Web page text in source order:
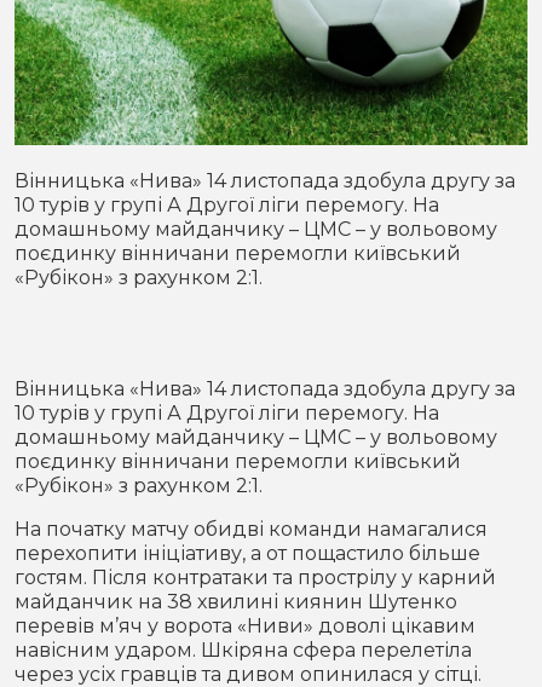
Кримінал
Здоров'я
Приватна думка
В кулуарах
Місто
Життя
Конфлікти
Партнери
Спорт
Футбол
Контакти
Підписатись на нас у Telegram
Вінницька «Нива» 14 листопада здобула другу за
10 турів у групі А Другої ліги перемогу. На
домашньому майданчику – ЦМС – у вольовому
поєдинку вінничани перемогли київський
«Рубікон» з рахунком 2:1.
Вінницька «Нива» 14 листопада здобула другу за
10 турів у групі А Другої ліги перемогу. На
домашньому майданчику – ЦМС – у вольовому
поєдинку вінничани перемогли київський
«Рубікон» з рахунком 2:1.
На початку матчу обидві команди намагалися
перехопити ініціативу, а от пощастило більше
гостям. Після контратаки та прострілу у карний
майданчик на 38 хвилині киянин Шутенко
перевів м’яч у ворота «Ниви» доволі цікавим
навісним ударом. Шкіряна сфера перелетіла
через усіх гравців та дивом опинилася у сітці.